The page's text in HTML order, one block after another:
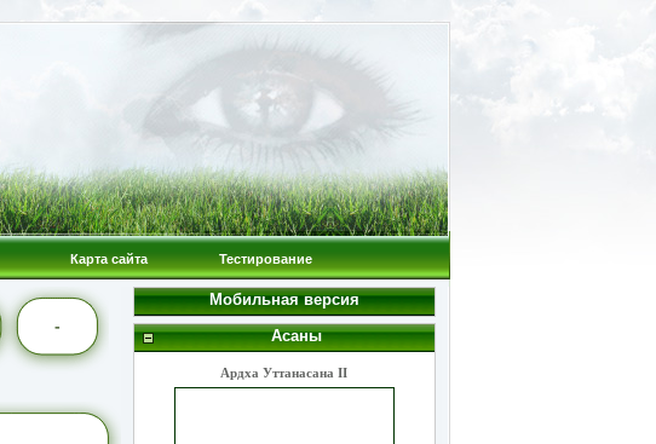
Карта сайта Тестирование
-
Мобильная версия
Асаны
Ардха Уттанасана II